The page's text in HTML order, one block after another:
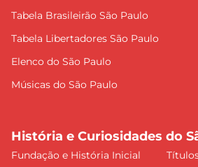
Tabela Brasileirão São Paulo
Tabela Libertadores São Paulo
Elenco do São Paulo
Músicas do São Paulo
História e Curiosidades do
Fundação e História Inicial